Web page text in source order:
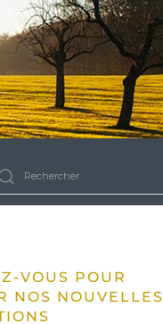
VOUS POUR
NOS NOUVELLES